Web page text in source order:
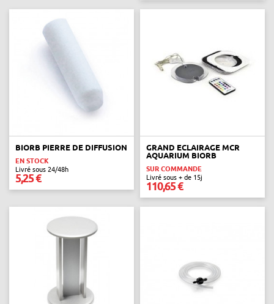
BIORB PIERRE DE DIFFUSION
EN STOCK
Livré sous 24/48h
5,25 €
GRAND ECLAIRAGE MCR
AQUARIUM BIORB
SUR COMMANDE
Livré sous + de 15j
110,65 €